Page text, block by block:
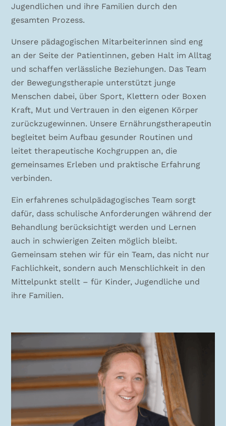
Jugendlichen und ihre Familien durch den
gesamten Prozess.
Unsere pädagogischen Mitarbeiterinnen sind eng
an der Seite der Patientinnen, geben Halt im Alltag
und schaffen verlässliche Beziehungen. Das Team
der Bewegungstherapie unterstützt junge
Menschen dabei, über Sport, Klettern oder Boxen
Kraft, Mut und Vertrauen in den eigenen Körper
zurückzugewinnen. Unsere Ernährungstherapeutin
begleitet beim Aufbau gesunder Routinen und
leitet therapeutische Kochgruppen an, die
gemeinsames Erleben und praktische Erfahrung
verbinden.
Ein erfahrenes schulpädagogisches Team sorgt
dafür, dass schulische Anforderungen während der
Behandlung berücksichtigt werden und Lernen
auch in schwierigen Zeiten möglich bleibt.
Gemeinsam stehen wir für ein Team, das nicht nur
Fachlichkeit, sondern auch Menschlichkeit in den
Mittelpunkt stellt – für Kinder, Jugendliche und
ihre Familien.